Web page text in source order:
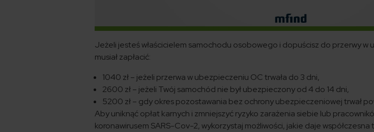
Jeżeli jesteś właścicielem samochodu osobowego i dopuścisz do przerwy
musiał zapłacić:
1040 zł – jeżeli przerwa w ubezpieczeniu OC trwała do 3 dni,
2600 zł – jeżeli Twój samochód nie był ubezpieczony od 4 do 14 dni,
5200 zł – gdy okres pozostawania bez ochrony ubezpieczeniowej trwał
Aby uniknąć opłat karnych i zmniejszyć ryzyko zarażenia siebie lub
koronawirusem SARS-Cov-2, wykorzystaj możliwości, jakie daje